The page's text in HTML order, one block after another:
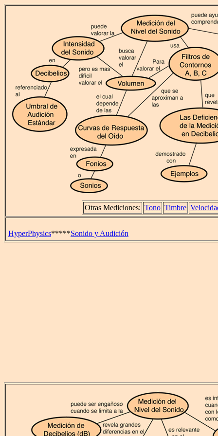
Otras Mediciones: Tono Timbre
HyperPhysics*****Sonido y Audición